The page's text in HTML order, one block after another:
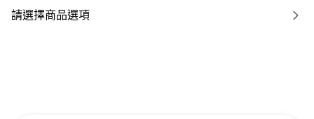
請選擇商品選項